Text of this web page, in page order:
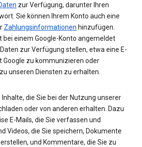
zur Verfügung, darunter Ihren
Sie können Ihrem Konto auch eine
Zahlungsinformationen hinzufügen.
bei einem Google-Konto angemeldet
zur Verfügung stellen, etwa eine E-
Google zu kommunizieren oder
unseren Diensten zu erhalten.
die Sie bei der Nutzung unserer
oder von anderen erhalten. Dazu
E-Mails, die Sie verfassen und
Videos, die Sie speichern, Dokumente
und Kommentare, die Sie zu